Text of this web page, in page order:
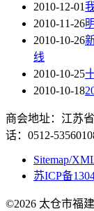
2010-12-01
2010-11-26
2010-10-26
线
2010-10-25
2010-10-18
商会地址：江苏
话：0512-
Sitemap/
苏ICP备
©2026 太仓市福